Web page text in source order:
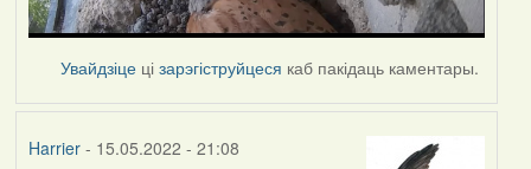
Увайдзіце цізарэгіструйцеся каб пакідаць каментары.
Harrier- 15.05.2022 - 21:08